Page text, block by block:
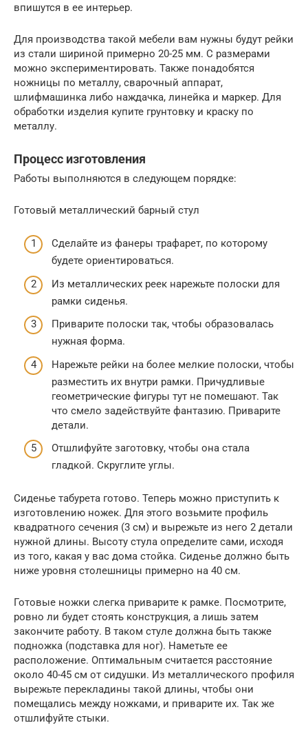
впишутся в ее интерьер.
Для производства такой мебели вам нужны будут рейки
из стали шириной примерно 20-25 мм. С размерами
можно экспериментировать. Также понадобятся
ножницы по металлу, сварочный аппарат,
шлифмашинка либо наждачка, линейка и маркер. Для
обработки изделия купите грунтовку и краску по
металлу.
Процесс изготовления
Работы выполняются в следующем порядке:
Готовый металлический барный стул
Сделайте из фанеры трафарет, по которому
будете ориентироваться.
Из металлических реек нарежьте полоски для
рамки сиденья.
Приварите полоски так, чтобы образовалась
нужная форма.
Нарежьте рейки на более мелкие полоски, чтобы
разместить их внутри рамки. Причудливые
геометрические фигуры тут не помешают. Так
что смело задействуйте фантазию. Приварите
детали.
Отшлифуйте заготовку, чтобы она стала
гладкой. Скруглите углы.
Сиденье табурета готово. Теперь можно приступить к
изготовлению ножек. Для этого возьмите профиль
квадратного сечения (3 см) и вырежьте из него 2 детали
нужной длины. Высоту стула определите сами, исходя
из того, какая у вас дома стойка. Сиденье должно быть
ниже уровня столешницы примерно на 40 см.
Готовые ножки слегка приварите к рамке. Посмотрите,
ровно ли будет стоять конструкция, а лишь затем
закончите работу. В таком стуле должна быть также
подножка (подставка для ног). Наметьте ее
расположение. Оптимальным считается расстояние
около 40-45 см от сидушки. Из металлического профиля
вырежьте перекладины такой длины, чтобы они
помещались между ножками, и приварите их. Так же
отшлифуйте стыки.